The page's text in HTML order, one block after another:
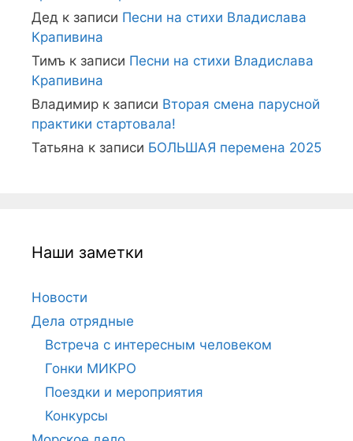
Дед к записи Песни на стихи Владислава
Крапивина
Тимъ к записи Песни на стихи Владислава
Крапивина
Владимир к записи Вторая смена парусной
практики стартовала!
Татьяна к записи БОЛЬШАЯ перемена 2025
Наши заметки
Новости
Дела отрядные
Встреча с интересным человеком
Гонки МИКРО
Поездки и мероприятия
Конкурсы